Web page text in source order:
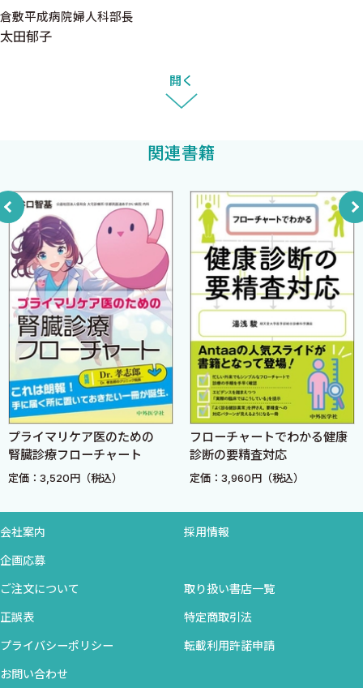
だき，診療されている患者さん達の骨粗鬆症を進展させない，骨
折や再骨折を起こさせない，そして患者さん達にはいくつになっ
していただくことを願っています．
3．原発性骨粗鬆症の成因
4．続発性骨粗鬆症
A-2 骨粗鬆症の疫学〈玉置淳子〉
2．骨粗鬆症の有病者数
4．骨粗鬆症性骨折
5．大腿骨近位部骨折の発生とその動向
6．椎体骨折の有病率と発生率
Pearls 再骨折のリスクと骨粗鬆症性骨折の生涯リスク
A-3 なぜ今骨粗鬆症なのか？〈遠藤直人〉
1．日本社会の特徴と課題：莫大な高齢者および少子社会が
もたらすもの
2．健康寿命と平均寿命とには差異がある
3．高齢者の特徴と総合・包括的評価
4．骨粗鬆症では骨強度低下により脆弱性骨折をきたす
5．骨粗鬆症を基盤とする骨折：脊椎椎体骨折と大腿骨近位
部骨折の転帰は重篤
6．骨折リスク：既存骨折とビタミンD不足など
フレイルとの関連
種連携
Pearls 「骨折連鎖を断つ」ための3 T（target，tool，
team）戦略
B 骨粗鬆症の検査と診断
倉敷平成病院婦人科部長
太田郁子
開く
関連書籍
プライマリケア医のための
腎臓診療フローチャート
定価：3,520円（税込）
フローチャートでわかる健康
診断の要精査対応
定価：3,960円（税込）
会社案内 採用情報
企画応募
ご注文について 取り扱い書店一覧
正誤表 特定商取引法
プライバシーポリシー 転載利用許諾申請
お問い合わせ